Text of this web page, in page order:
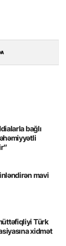
bağlı
mavi
Türk
xidmət